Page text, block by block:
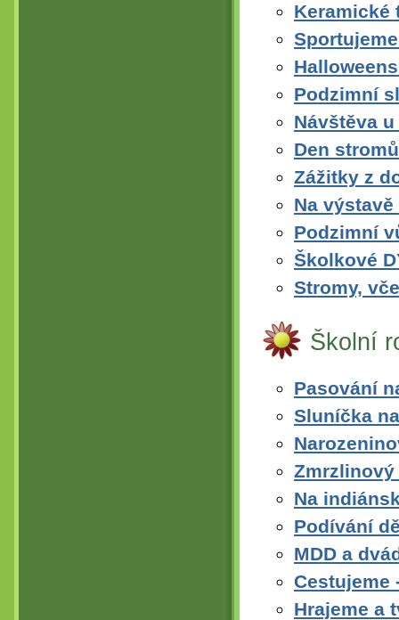
Keramické
Podzimní
Návštěva
Den stromů
Zážitky z
Na
Podzimní
Školkové
Stromy,
Školní
Pasování
Sluníčka
Zmrzlinový
Na
Podívání
MDD a
Cestujeme
Hrajeme a